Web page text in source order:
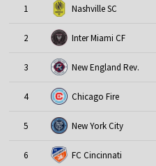
1 Nashville SC
2 Inter Miami CF
3 New England Rev.
4 Chicago Fire
5 New York City
6 FC Cincinnati